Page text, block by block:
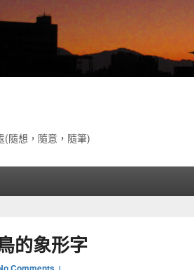
(隨想，隨意，隨筆)
的象形字